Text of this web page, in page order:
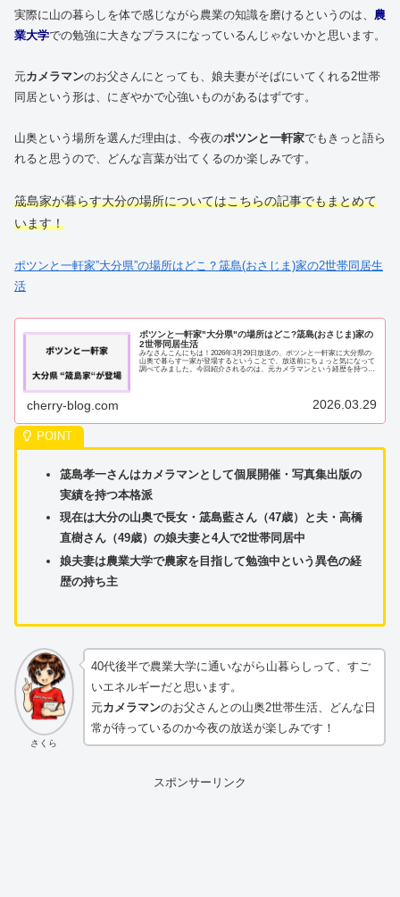
実際に山の暮らしを体で感じながら農業の知識を磨けるというのは、 農
業大学での勉強に大きなプラスになっているんじゃないかと思います。
元カメラマンのお父さんにとっても、娘夫妻がそばにいてくれる2世帯
同居という形は、にぎやかで心強いものがあるはずです。
山奥という場所を選んだ理由は、今夜のポツンと一軒家でもきっと語ら
れると思うので、どんな言葉が出てくるのか楽しみです。
筬島家が暮らす大分の場所についてはこちらの記事でもまとめて
います！
ポツンと一軒家”大分県”の場所はどこ？筬島(おさじま)家の2世帯同居生
活
ポツンと一軒家"大分県"の場所はどこ?筬島(おさじま)家の
2世帯同居生活
みなさんこんにちは！2026年3月29日放送の、ポツンと一軒家に大分県の
山奥で暮らす一家が登場するということで、放送前にちょっと気になって
調べてみました。今回紹介されるのは、元カメラマンという経歴を持つ筬
cherry-blog.com 2026.03.29
筬島孝一さんはカメラマンとして個展開催・写真集出版の
実績を持つ本格派
現在は大分の山奥で長女・筬島藍さん（47歳）と夫・高橋
直樹さん（49歳）の娘夫妻と4人で2世帯同居中
娘夫妻は農業大学で農家を目指して勉強中という異色の経
歴の持ち主
さくら
40代後半で農業大学に通いながら山暮らしって、すご
いエネルギーだと思います。
元カメラマンのお父さんとの山奥2世帯生活、どんな日
常が待っているのか今夜の放送が楽しみです！
スポンサーリンク